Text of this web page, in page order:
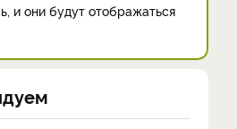
и они будут отображаться